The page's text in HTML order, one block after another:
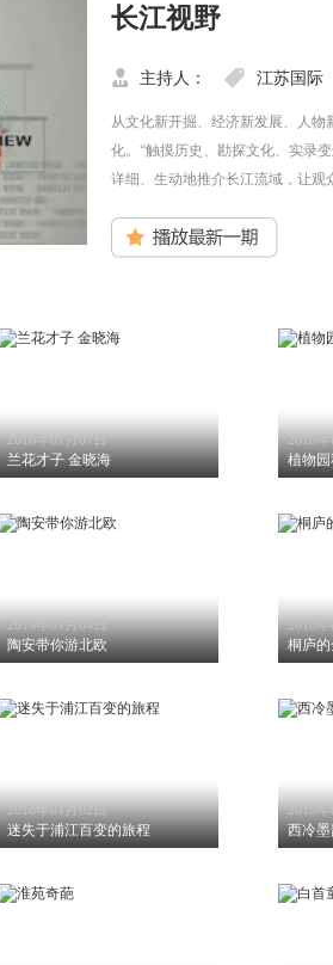
长江视野
主持人： 江苏国际
从文化新开掘、经济新发展、人
化。“触摸历史、勘探文化、实录
详细、生动地推介长江流域，让观
2016年01月07日
兰花才子 金晓海
2016
植物
2016年01月04日
陶安带你游北欧
2016
桐庐
2016年01月02日
迷失于浦江百变的旅程
2016
西冷